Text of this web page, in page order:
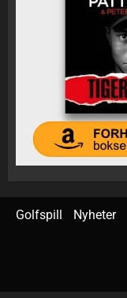
Golfspill Nyheter